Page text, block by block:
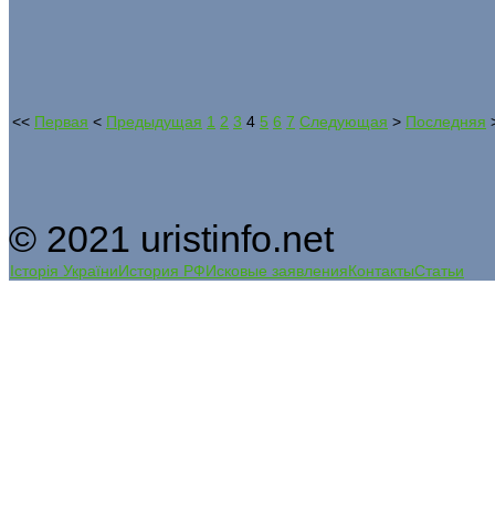
<< Первая < Предыдущая 1 2 3 4 5 6 7 Следующая > Последняя
© 2021 uristinfo.net
Історія УкраїниИстория РФИсковые заявленияКонтактыСтатьи